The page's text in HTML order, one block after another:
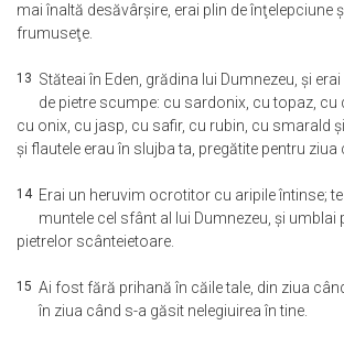
mai înaltă desăvârşire, erai plin de înţelepciune
frumuseţe.
13 Stăteai în Eden, grădina lui Dumnezeu, şi
de pietre scumpe: cu sardonix, cu topaz, cu
cu onix, cu jasp, cu safir, cu rubin, cu smarald
şi flautele erau în slujba ta, pregătite pentru
14 Erai un heruvim ocrotitor cu aripile întinse;
muntele cel sfânt al lui Dumnezeu, şi umblai
pietrelor scânteietoare.
15 Ai fost fără prihană în căile tale, din ziua
în ziua când s-a găsit nelegiuirea în tine.